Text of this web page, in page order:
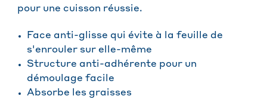
pour une cuisson réussie.
Face anti-glisse qui évite à la feuille de
s'enrouler sur elle-même
Structure anti-adhérente pour un
démoulage facile
Absorbe les graisses